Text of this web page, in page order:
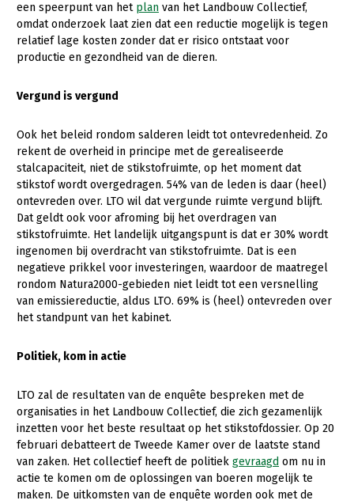
Bollenteelt
Bomen, vaste planten en zomerbloemen
Fruitteelt
Glastuinbouw
Vollegrondsgroente
Multifunctionele landbouw
Multifunctioneel
Vrouw en Bedrijf
Onderwerpen
Nieuws
Nieuwsabonnement
Webinars
Mensen
Bestuur en Directie
Medewerkers
Vakgroepbestuurders
Jaarverslag 2023
Vacatures
Pers
een speerpunt van het plan van het Landbouw Collectief,
omdat onderzoek laat zien dat een reductie mogelijk is tegen
relatief lage kosten zonder dat er risico ontstaat voor
productie en gezondheid van de dieren.
Vergund is vergund
Ook het beleid rondom salderen leidt tot ontevredenheid. Zo
rekent de overheid in principe met de gerealiseerde
stalcapaciteit, niet de stikstofruimte, op het moment dat
stikstof wordt overgedragen. 54% van de leden is daar (heel)
ontevreden over. LTO wil dat vergunde ruimte vergund blijft.
Dat geldt ook voor afroming bij het overdragen van
stikstofruimte. Het landelijk uitgangspunt is dat er 30% wordt
ingenomen bij overdracht van stikstofruimte. Dat is een
negatieve prikkel voor investeringen, waardoor de maatregel
rondom Natura2000-gebieden niet leidt tot een versnelling
van emissiereductie, aldus LTO. 69% is (heel) ontevreden over
het standpunt van het kabinet.
Politiek, kom in actie
LTO zal de resultaten van de enquête bespreken met de
organisaties in het Landbouw Collectief, die zich gezamenlijk
inzetten voor het beste resultaat op het stikstofdossier. Op 20
februari debatteert de Tweede Kamer over de laatste stand
van zaken. Het collectief heeft de politiek gevraagd om nu in
actie te komen om de oplossingen van boeren mogelijk te
maken. De uitkomsten van de enquête worden ook met de